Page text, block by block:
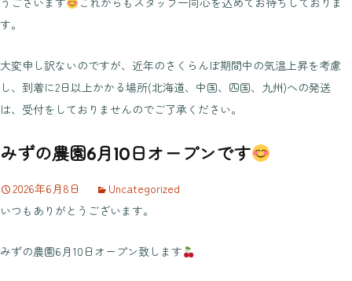
す。
大変申し訳ないのですが、近年のさくらんぼ期間中の気温上昇を考慮
し、到着に2日以上かかる場所(北海道、中国、四国、九州)への発送
は、受付をしておりませんのでご了承ください。
みずの農園6月10日オープンです
2026年6月8日
Uncategorized
いつもありがとうございます。
みずの農園6月10日オープン致します